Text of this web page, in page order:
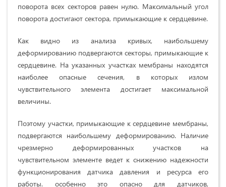
поворота всех секторов равен нулю. Максимальный угол
поворота достигают сектора, примыкающие к сердцевине.
Как видно из анализа кривых, наибольшему
деформированию подвергаются секторы, примыкающие к
сердцевине. На указанных участках мембраны находятся
наиболее опасные сечения, в которых излом
чувствительного элемента достигает максимальной
величины.
Поэтому участки, примыкающие к сердцевине мембраны,
подвергаются наибольшему деформированию. Наличие
чрезмерно деформированных участков на
чувствительном элементе ведет к снижению надежности
функционирования датчика давления и ресурса его
работы. особенно это опасно для датчиков,